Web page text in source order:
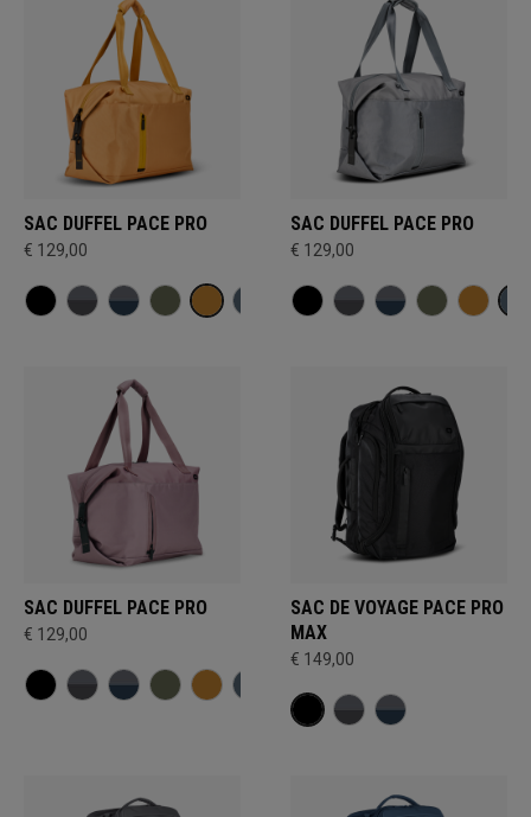
SAC DUFFEL PACE PRO
€ 129,00
SAC DUFFEL PACE PRO
€ 129,00
SAC DUFFEL PACE PRO
€ 129,00
SAC DE VOYAGE PACE PRO
MAX
€ 149,00